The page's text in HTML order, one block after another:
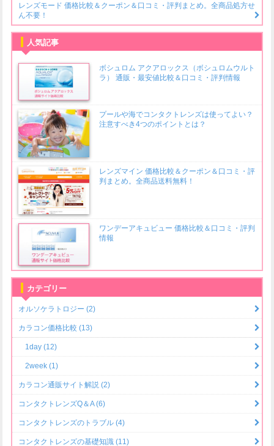
レンズモード 価格比較＆クーポン＆口コミ・評判まとめ。全商品処方せ
ん不要！
人気記事
ボシュロム アクアロックス（ボシュロムウルト
ラ） 通販・最安値比較＆口コミ・評判情報
プールや海でコンタクトレンズは使ってよい？
注意すべき4つのポイントとは？
レンズマイン 価格比較＆クーポン＆口コミ・評
判まとめ。全商品送料無料！
ワンデーアキュビュー 価格比較＆口コミ・評判
情報
カテゴリー
オルソケラトロジー (2)
カラコン価格比較 (13)
1day (12)
2week (1)
カラコン通販サイト解説 (2)
コンタクトレンズQ＆A (6)
コンタクトレンズのトラブル (4)
コンタクトレンズの基礎知識 (11)